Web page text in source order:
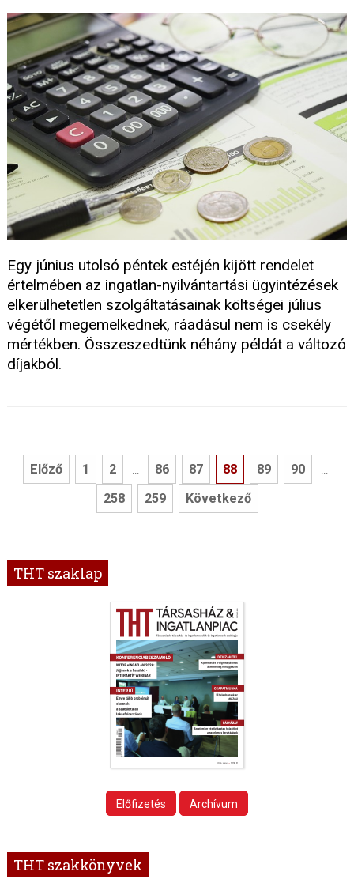
Egy június utolsó péntek estéjén kijött rendelet
értelmében az ingatlan-nyilvántartási ügyintézések
elkerülhetetlen szolgáltatásainak költségei július
végétől megemelkednek, ráadásul nem is csekély
mértékben. Összeszedtünk néhány példát a változó
díjakból.
Előző 1 2 ... 86 87 88 89 90 ...
258 259 Következő
THT szaklap
Előfizetés Archívum
THT szakkönyvek